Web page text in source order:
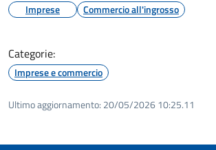
Imprese Commercio all'ingrosso
Categorie:
Imprese e commercio
Ultimo aggiornamento: 20/05/2026 10:25.11